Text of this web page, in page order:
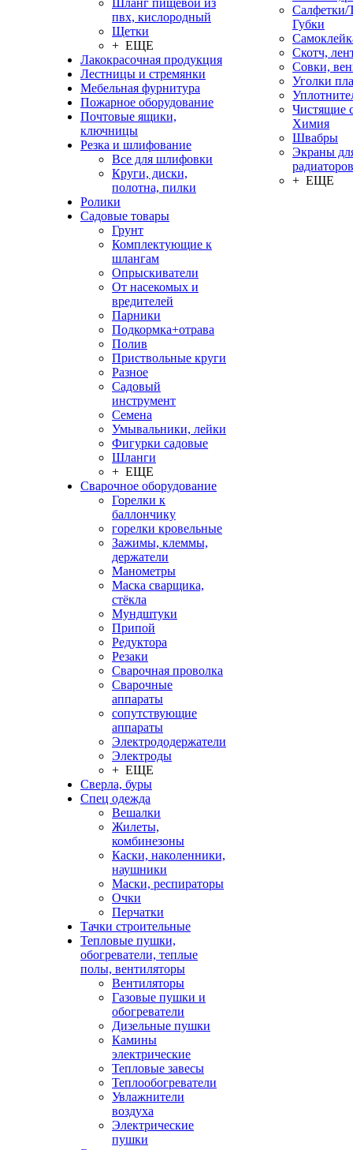
Шланг пищевой из
пвх, кислородный
Щетки
+ ЕЩЕ
Лакокрасочная продукция
Лестницы и стремянки
Мебельная фурнитура
Пожарное оборудование
Почтовые ящики,
ключницы
Резка и шлифование
Все для шлифовки
Круги, диски,
полотна, пилки
Ролики
Садовые товары
Грунт
Комплектующие к
шлангам
Опрыскиватели
От насекомых и
вредителей
Парники
Подкормка+отрава
Полив
Приствольные круги
Разное
Садовый
инструмент
Семена
Умывальники, лейки
Фигурки садовые
Шланги
+ ЕЩЕ
Сварочное оборудование
Горелки к
баллончику
горелки кровельные
Зажимы, клеммы,
держатели
Манометры
Маска сварщика,
стёкла
Мундштуки
Припой
Редуктора
Резаки
Сварочная проволка
Сварочные
аппараты
сопутствующие
аппараты
Электрододержатели
Электроды
+ ЕЩЕ
Сверла, буры
Спец одежда
Вешалки
Жилеты,
комбинезоны
Каски, наколенники,
наушники
Маски, респираторы
Очки
Перчатки
Тачки строительные
Тепловые пушки,
обогреватели, теплые
полы, вентиляторы
Вентиляторы
Газовые пушки и
обогреватели
Дизельные пушки
Камины
электрические
Тепловые завесы
Теплообогреватели
Увлажнители
воздуха
Электрические
пушки
Салфетки/
Губки
Скотч,
Совки,
Уголки
Чистящие
Химия
Швабры
Экраны
радиаторов
+ ЕЩЕ